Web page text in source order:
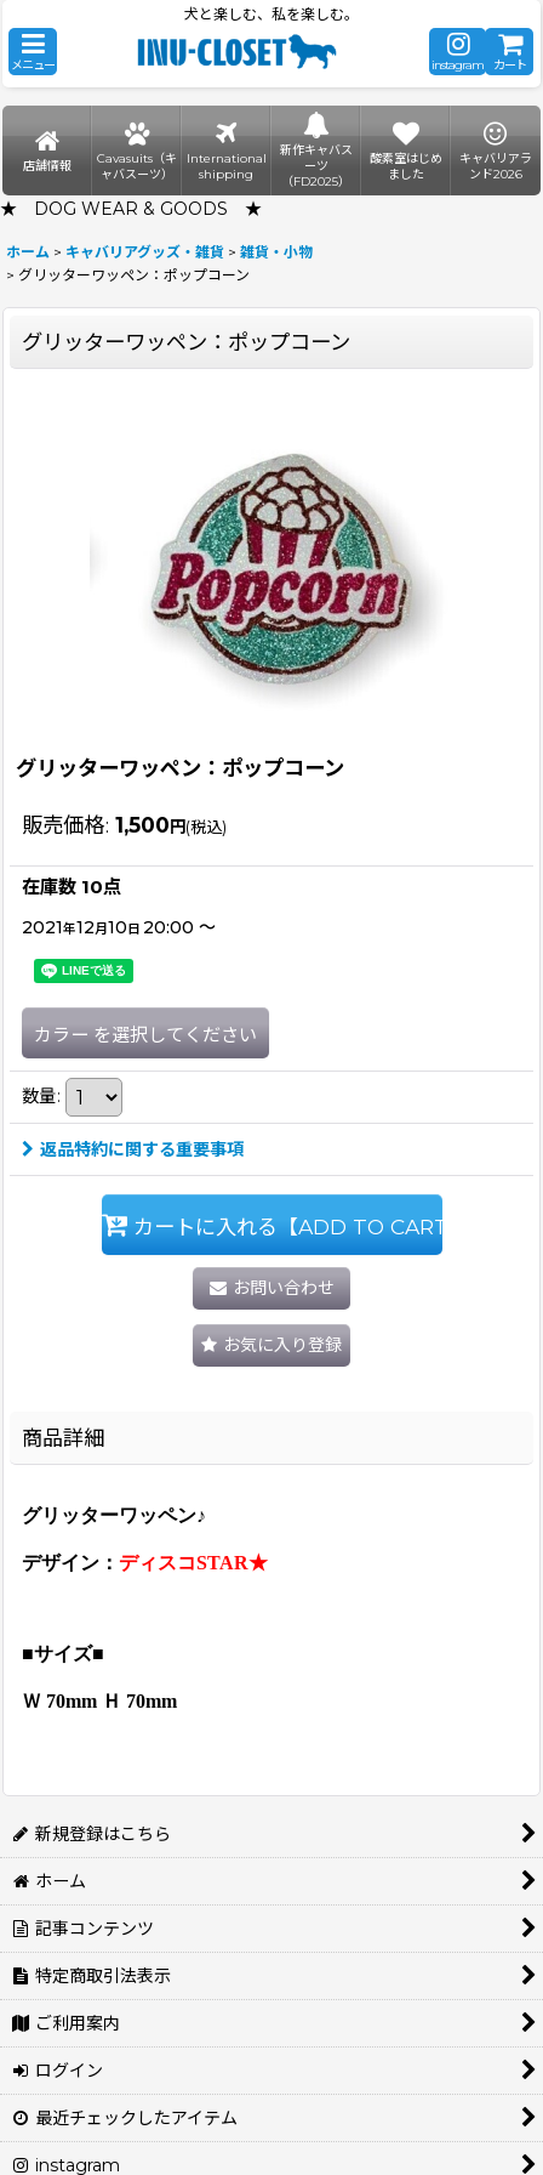
犬と楽しむ、私を楽しむ。
メニュー instagram カート
店舗情報
Cavasuits（キ
ャバスーツ）
International
shipping
新作キャバス
ーツ
（FD2025）
酸素室はじめ
ました
キャバリアラ
ンド2026
★ DOG WEAR & GOODS ★
ホーム > キャバリアグッズ・雑貨 > 雑貨・小物
> グリッターワッペン：ポップコーン
グリッターワッペン：ポップコーン
グリッターワッペン：ポップコーン
販売価格: 1,500円(税込)
在庫数 10点
2021年12月 10日 20:00 ～
カラー を選択してください
数量:
返品特約に関する重要事項
カートに入れる【ADD TO CART】
お問い合わせ
お気に入り登録
商品詳細
グリッターワッペン♪
デザイン： ディスコSTAR★
■サイズ■
Ｗ 70mm Ｈ 70mm
新規登録はこちら
ホーム
記事コンテンツ
特定商取引法表示
ご利用案内
ログイン
最近チェックしたアイテム
instagram